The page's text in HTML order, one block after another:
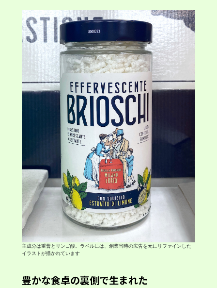
主成分は重曹とリンゴ酸。ラベルには、創業当時の広告を元にリファインした
イラストが描かれています
豊かな食卓の裏側で生まれた